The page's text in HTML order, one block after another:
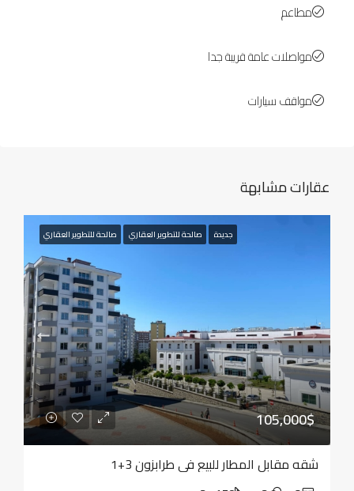
مطاعم
مواصلات عامة قريبة جدا
مواقف سيارات
عقارات مشابهة
جديدة صالحة للتطوير العقاري صالحة للتطوير العقاري
105,000$
شقه مقابل المطار للبيع في طرابزون 3+1